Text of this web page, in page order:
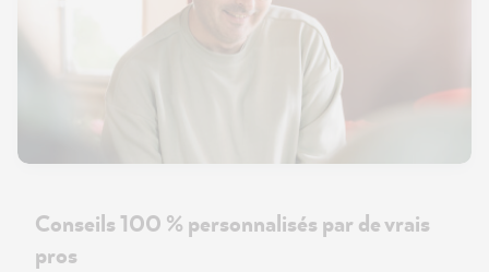
Conseils 100 % personnalisés par de vrais
pros